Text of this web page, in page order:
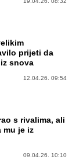
prijeti da
snova
12.04.26. 09:54
s rivalima, ali
mu je iz
09.04.26. 10:10